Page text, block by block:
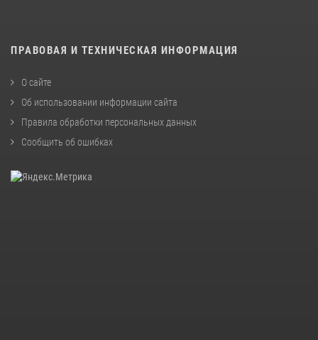
ПРАВОВАЯ И ТЕХНИЧЕСКАЯ ИНФОРМАЦИЯ
О сайте
Об использовании информации сайта
Правила обработки персональных данных
Сообщить об ошибках